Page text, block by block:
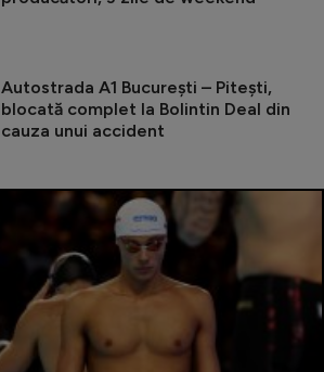
Autostrada A1 București – Pitești,
blocată complet la Bolintin Deal din
cauza unui accident